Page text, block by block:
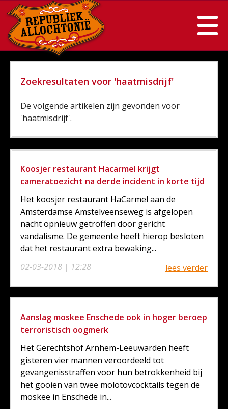
Zoekresultaten voor 'haatmisdrijf'
De volgende artikelen zijn gevonden voor
'haatmisdrijf'.
Koosjer restaurant Hacarmel krijgt
cameratoezicht na derde incident in korte tijd
02-03-2018 | 12:28
Het koosjer restaurant HaCarmel aan de
Amsterdamse Amstelveenseweg is afgelopen
nacht opnieuw getroffen door gericht
vandalisme. De gemeente heeft hierop besloten
dat het restaurant extra bewaking...
lees verder
Aanslag moskee Enschede ook in hoger beroep
terroristisch oogmerk
Het Gerechtshof Arnhem-Leeuwarden heeft
gisteren vier mannen veroordeeld tot
gevangenisstraffen voor hun betrokkenheid bij
het gooien van twee molotovcocktails tegen de
moskee in Enschede in...